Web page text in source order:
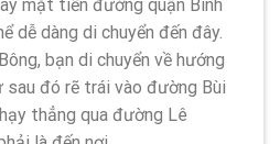
mặt tiền đường quận Bình
dễ dàng di chuyển đến đây.
bạn di chuyển về hướng
sau đó rẽ trái vào đường Bùi
thẳng qua đường Lê